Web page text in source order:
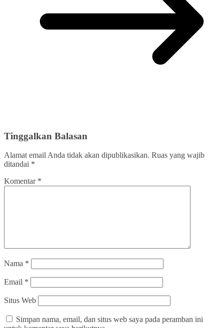
Tinggalkan Balasan
Alamat email Anda tidak akan dipublikasikan. Ruas yang wajib
ditandai *
Komentar *
Nama *
Email *
Situs Web
Simpan nama, email, dan situs web saya pada peramban ini